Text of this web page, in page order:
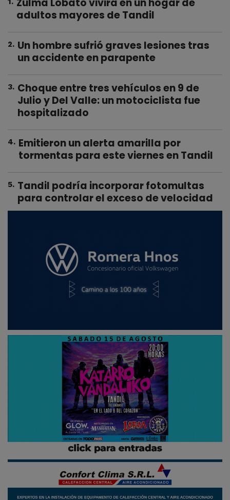
adultos mayores de Tandil
2. Un hombre sufrió graves lesiones tras
un accidente en parapente
3. Choque entre tres vehículos en 9 de
Julio y Del Valle: un motociclista fue
hospitalizado
4. Emitieron un alerta amarilla por
tormentas para este viernes en Tandil
5. Tandil podría incorporar fotomultas
para controlar el exceso de velocidad